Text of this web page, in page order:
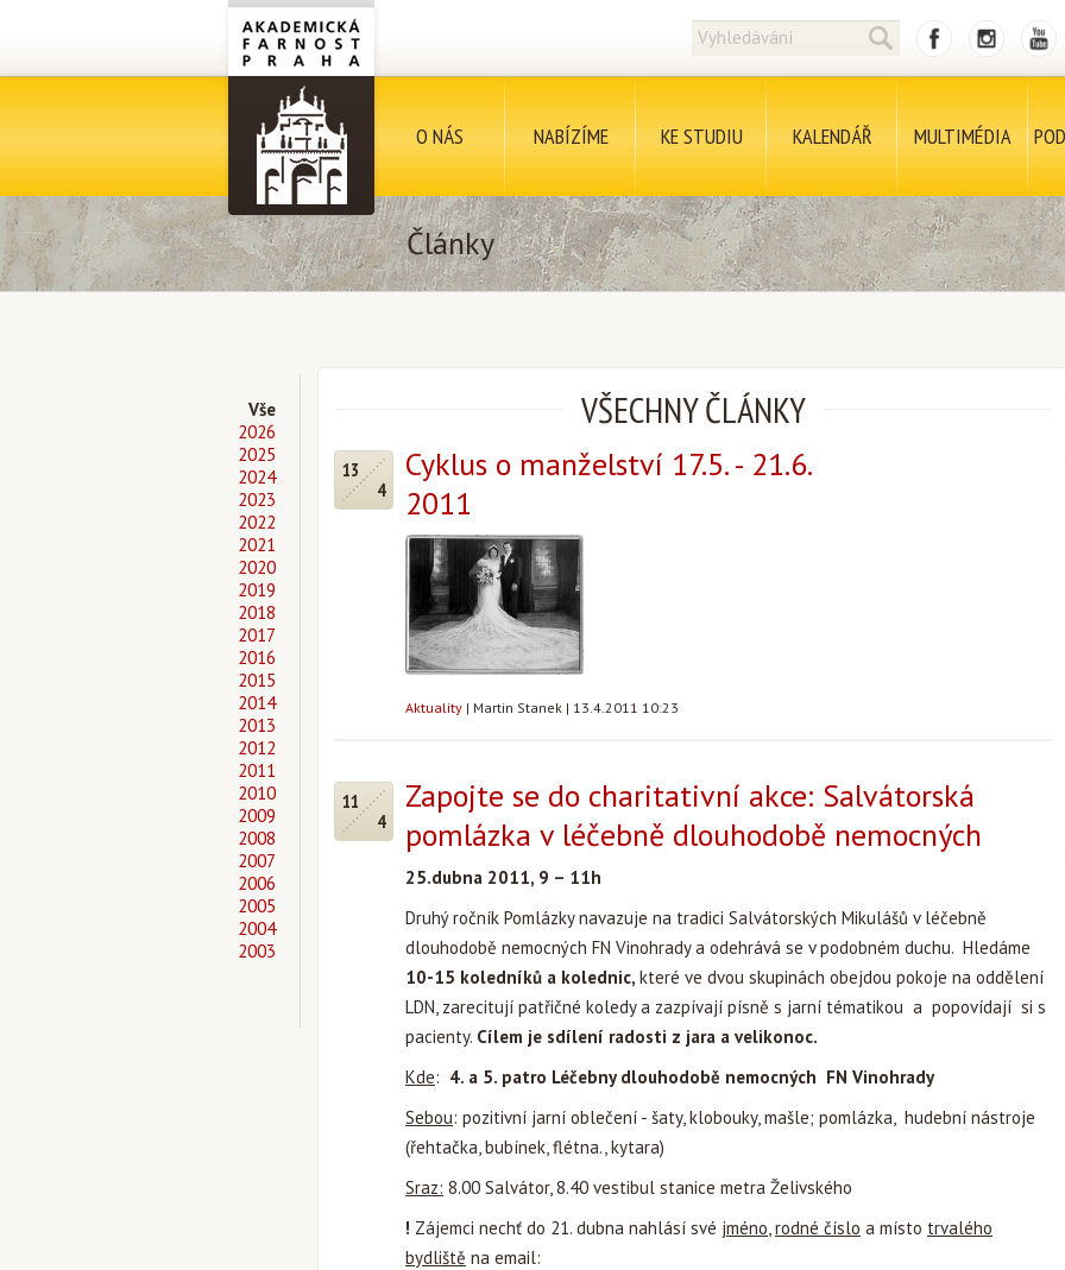
O NÁS NABÍZÍME KE STUDIU KALENDÁŘ MULTIMÉDIA
Články
Vše
2026
2025
2024
2023
2022
2021
2020
2019
2018
2017
2016
2015
2014
2013
2012
2011
2010
2009
2008
2007
2006
2005
2004
2003
VŠECHNY ČLÁNKY
13
4
Cyklus o manželství 17.5. - 21.6.
2011
Aktuality | Martin Stanek | 13.4.2011 10:23
11
4
Zapojte se do charitativní akce: Salvátorská
pomlázka v léčebně dlouhodobě nemocných
25.dubna 2011, 9 – 11h
Druhý ročník Pomlázky navazuje na tradici Salvátorských Mikulášů v léčebně
dlouhodobě nemocných FN Vinohrady a odehrává se v podobném duchu. Hledáme
10-15 koledníků a kolednic, které ve dvou skupinách obejdou pokoje na oddělení
LDN, zarecitují patřičné koledy a zazpívají písně s jarní tématikou a popovídají si s
pacienty. Cílem je sdílení radosti z jara a velikonoc.
Kde: 4. a 5. patro Léčebny dlouhodobě nemocných FN Vinohrady
Sebou: pozitivní jarní oblečení - šaty, klobouky, mašle; pomlázka, hudební nástroje
(řehtačka, bubínek, flétna., kytara)
Sraz: 8.00 Salvátor, 8.40 vestibul stanice metra Želivského
! Zájemci nechť do 21. dubna nahlásí své jméno,rodné číslo a místo trvalého
bydliště na email: